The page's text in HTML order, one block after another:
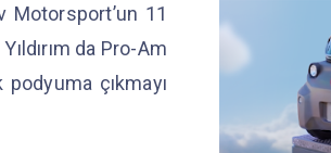
Motorsport’un 11
da Pro-Am
podyuma çıkmayı